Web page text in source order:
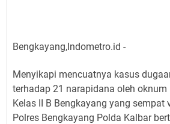
Bengkayang,Indometro.id -
Menyikapi mencuatnya kasus
terhadap 21 narapidana oleh oknum
Kelas II B Bengkayang yang sempat
Polres Bengkayang Polda Kalbar